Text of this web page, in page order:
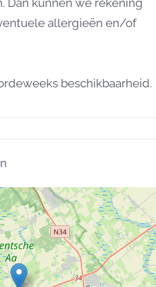
allergieën en/of
beschikbaarheid.